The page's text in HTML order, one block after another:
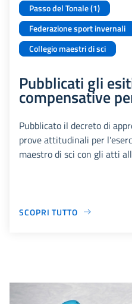
Passo del Tonale (1)
Federazione sport invernali
Collegio maestri di sci
Pubblicati gli
compensative
Pubblicato il decreto di
prove attitudinali per
maestro di sci con gli atti
SCOPRI TUTTO